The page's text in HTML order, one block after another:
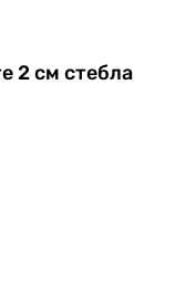
2 см стебла